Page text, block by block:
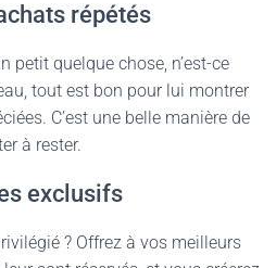
répétés
petit quelque chose, n’est-ce
tout est bon pour lui montrer
C’est une belle manière de
à rester.
exclusifs
? Offrez à vos meilleurs